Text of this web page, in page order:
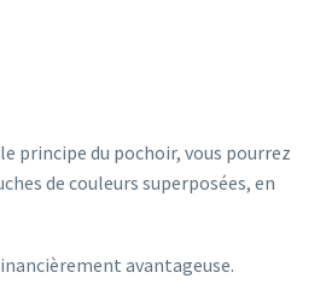
principe du pochoir, vous pourrez
de couleurs superposées, en
avantageuse.